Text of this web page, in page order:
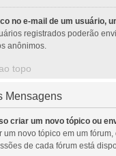
no e-mail de um usuário,
registrados poderão
anônimos.
topo
Mensagens
criar um novo tópico ou
um novo tópico em um
de cada fórum está